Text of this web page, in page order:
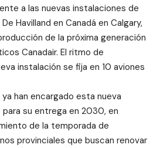
a las nuevas instalaciones de
Havilland en Canadá en Calgary,
de la próxima generación
Canadair. El ritmo de
instalación se fija en 10 aviones
han encargado esta nueva
su entrega en 2030, en
de la temporada de
provinciales que buscan renovar